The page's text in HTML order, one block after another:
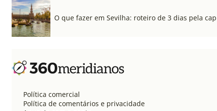
O que fazer em Sevilha: roteiro de 3 dias pela
Política comercial
Política de comentários e privacidade